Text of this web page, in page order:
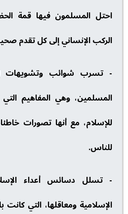
احتل المسلمون فيها قمة
الركب الإنساني إلى كل تقدم
- تسرب شوائب وتشويهات
المسلمين، وهي المفاهيم
للإسلام، مع أنها تصورات
للناس.
- تسلل دسائس أعداء
الإسلامية ومعاقلها، التي